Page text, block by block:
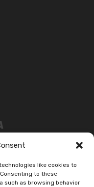
like cookies to
to these
such as browsing behavior